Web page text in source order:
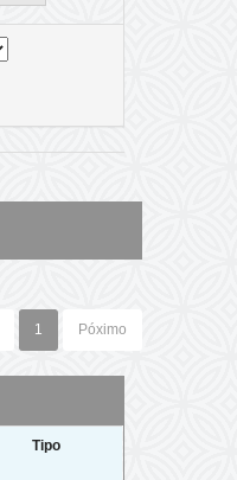
1 Póximo
Tipo